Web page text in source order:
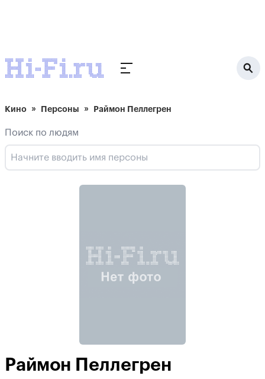
Кино Персоны Раймон Пеллегрен
Поиск по людям
Раймон Пеллегрен